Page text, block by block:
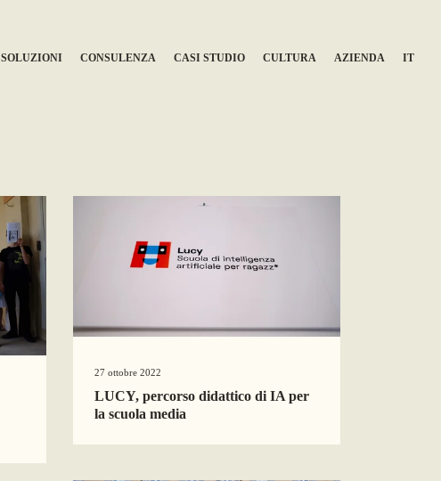
SOLUZIONI CONSULENZA CASI STUDIO CULTURA AZIENDA IT
27 ottobre 2022
LUCY, percorso didattico di IA per
la scuola media